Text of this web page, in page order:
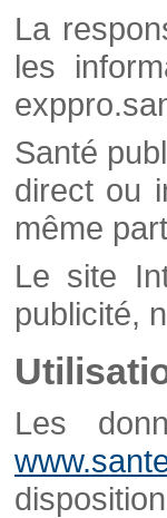
La
les
Santé
direct ou
même
Le site
publicité,
Les